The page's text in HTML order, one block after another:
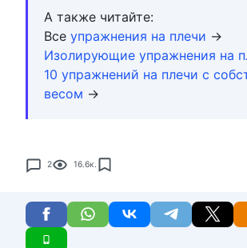
А также читайте:
Все упражнения на плечи →
Изолирующие упражнения на
10 упражнений на плечи с
весом →
2 16.6к.